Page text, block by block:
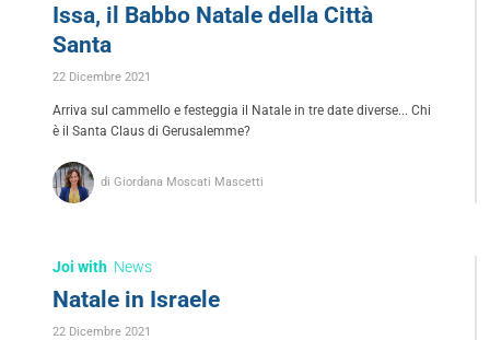
Issa, il Babbo Natale della Città
Santa
22 Dicembre 2021
Arriva sul cammello e festeggia il Natale in tre date diverse... Chi
è il Santa Claus di Gerusalemme?
di Giordana Moscati Mascetti
Joi with News
Natale in Israele
22 Dicembre 2021